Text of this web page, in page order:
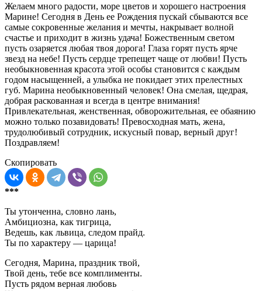
Желаем много радости, море цветов и хорошего настроения
Марине! Сегодня в День ее Рождения пускай сбываются все
самые сокровенные желания и мечты, накрывает волной
счастье и приходит в жизнь удача! Божественным светом
пусть озаряется любая твоя дорога! Глаза горят пусть ярче
звезд на небе! Пусть сердце трепещет чаще от любви! Пусть
необыкновенная красота этой особы становится с каждым
годом насыщенней, а улыбка не покидает этих прелестных
губ. Марина необыкновенный человек! Она смелая, щедрая,
добрая раскованная и всегда в центре внимания!
Привлекательная, женственная, обворожительная, ее обаянию
можно только позавидовать! Превосходная мать, жена,
трудолюбивый сотрудник, искусный повар, верный друг!
Поздравляем!
Скопировать
***
Ты утонченна, словно лань,
Амбициозна, как тигрица,
Ведешь, как львица, следом прайд.
Ты по характеру — царица!
Сегодня, Марина, праздник твой,
Твой день, тебе все комплименты.
Пусть рядом верная любовь